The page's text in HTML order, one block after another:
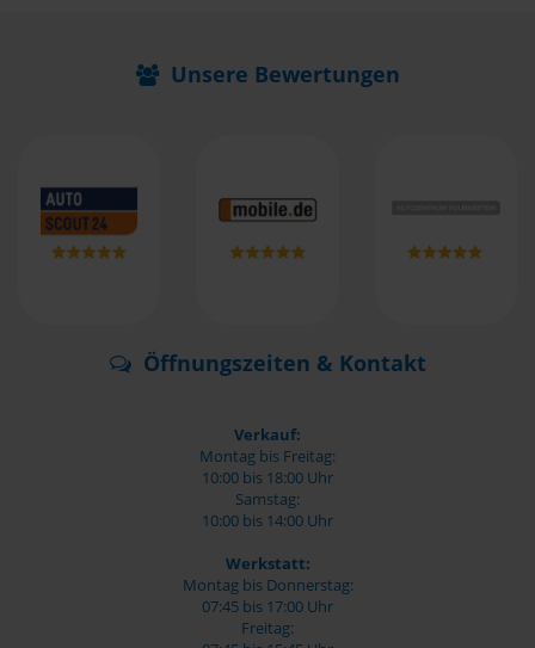
Unsere Bewertungen
Öffnungszeiten & Kontakt
Verkauf:
Montag bis Freitag:
10:00 bis 18:00 Uhr
Samstag:
10:00 bis 14:00 Uhr
Werkstatt:
Montag bis Donnerstag:
07:45 bis 17:00 Uhr
Freitag: